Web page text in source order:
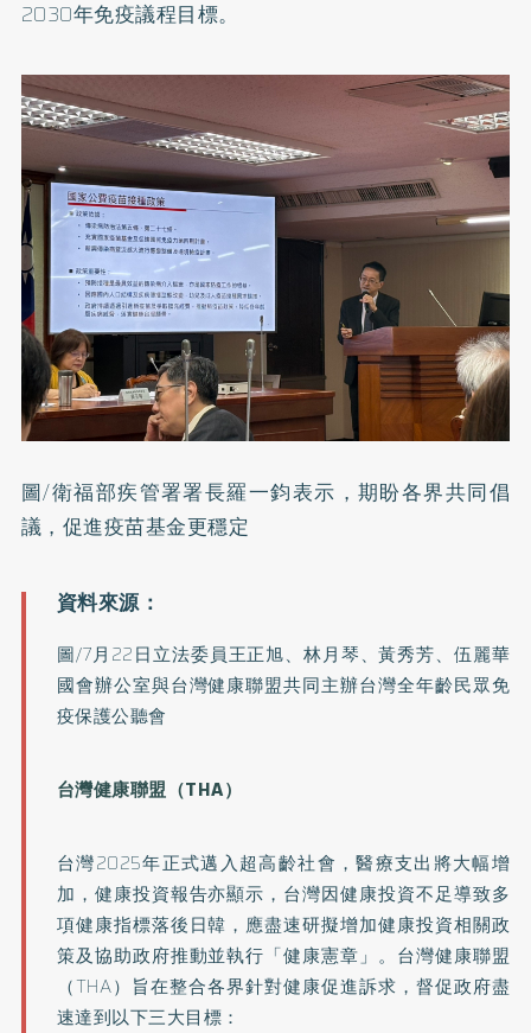
2030年免疫議程目標。
圖/衛福部疾管署署長羅一鈞表示，期盼各界共同倡
議，促進疫苗基金更穩定
圖/7月22日立法委員王正旭、林月琴、黃秀芳、伍麗華
國會辦公室與台灣健康聯盟共同主辦台灣全年齡民眾免
疫保護公聽會
台灣健康聯盟（THA）
台灣2025年正式邁入超高齡社會，醫療支出將大幅增
加，健康投資報告亦顯示，台灣因健康投資不足導致多
項健康指標落後日韓，應盡速研擬增加健康投資相關政
策及協助政府推動並執行「健康憲章」。台灣健康聯盟
（THA）旨在整合各界針對健康促進訴求，督促政府盡
速達到以下三大目標：